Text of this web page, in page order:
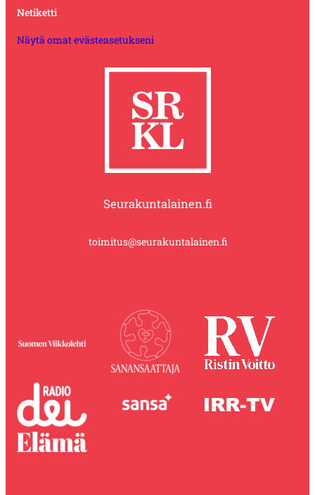
Netiketti
Näytä omat evästeasetukseni
Seurakuntalainen.fi
toimitus@seurakuntalainen.fi